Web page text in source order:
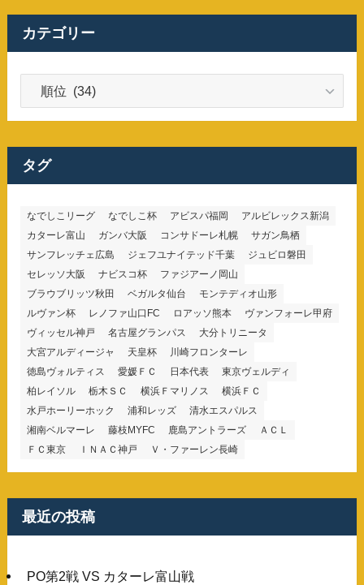
カテゴリー
ゴ
リ
ー
タグ
なでしこリーグ なでしこ杯 アビスパ福岡
アルビレックス新潟
カターレ富山
ガンバ大阪 コンサドーレ札幌
サガン鳥栖
サンフレッチェ広島
ジェフユナイテッド千葉
ジュビロ磐田
セレッソ大阪
ナビスコ杯
ファジアーノ岡山
ブラウブリッツ秋田
ベガルタ仙台
モンテディオ山形
ルヴァン杯
レノファ山口FC ロアッソ熊本
ヴァンフォーレ甲府
ヴィッセル神戸
名古屋グランパス
大分トリニータ
大宮アルディージャ
天皇杯
川崎フロンターレ
徳島ヴォルティス
愛媛ＦＣ 日本代表
東京ヴェルディ
柏レイソル
栃木ＳＣ 横浜Ｆマリノス
横浜ＦＣ
水戸ホーリーホック
浦和レッズ
清水エスパルス
湘南ベルマーレ
藤枝MYFC 鹿島アントラーズ
ＡＣＬ
ＦＣ東京
ＩＮＡＣ神戸 Ｖ・ファーレン長崎
最近の投稿
PO第2戦 VS カターレ富山戦